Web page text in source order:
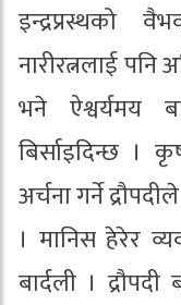
इन्द्रप्रस्थको
नारीरत्नलाई पनि
भने ऐश्वर्यमय
बिर्साइदिन्छ
अर्चना गर्ने
। मानिस हेरेर
बार्दली ।